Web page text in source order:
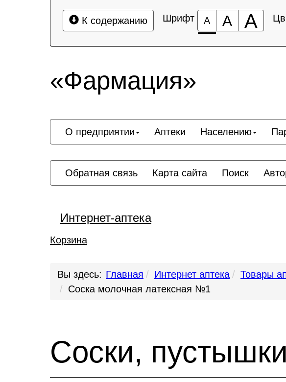
К содержанию Шрифт А А А
«Фармация»
О предприятии Аптеки Населению
Обратная связь Карта сайта Поиск
Интернет-аптека
Корзина
Вы здесь: Главная Интернет аптека Товары
Соска молочная латексная №1
Соски, пустышки